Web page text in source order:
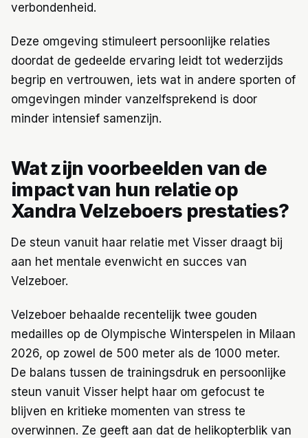
verbondenheid.
Deze omgeving stimuleert persoonlijke relaties
doordat de gedeelde ervaring leidt tot wederzijds
begrip en vertrouwen, iets wat in andere sporten of
omgevingen minder vanzelfsprekend is door
minder intensief samenzijn.
Wat zijn voorbeelden van de
impact van hun relatie op
Xandra Velzeboers prestaties?
De steun vanuit haar relatie met Visser draagt bij
aan het mentale evenwicht en succes van
Velzeboer.
Velzeboer behaalde recentelijk twee gouden
medailles op de Olympische Winterspelen in Milaan
2026, op zowel de 500 meter als de 1000 meter.
De balans tussen de trainingsdruk en persoonlijke
steun vanuit Visser helpt haar om gefocust te
blijven en kritieke momenten van stress te
overwinnen. Ze geeft aan dat de helikopterblik van